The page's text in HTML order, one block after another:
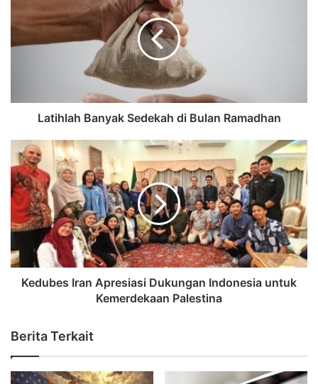
Latihlah Banyak Sedekah di Bulan Ramadhan
Kedubes Iran Apresiasi Dukungan Indonesia untuk
Kemerdekaan Palestina
Berita Terkait